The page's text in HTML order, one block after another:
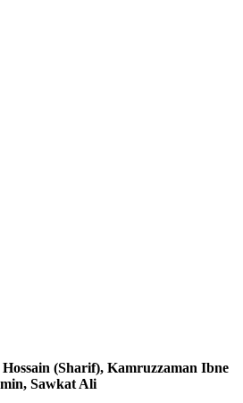
(Sharif), Kamruzzaman Ibne
Sawkat Ali